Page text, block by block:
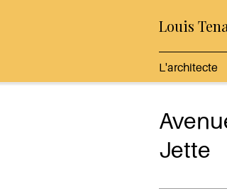
Louis
L'architecte
Jette